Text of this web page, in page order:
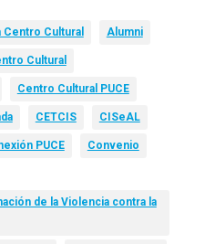
Centro Cultural Alumni
Cultural
Centro Cultural PUCE
CETCIS CISeAL
PUCE Convenio
de la Violencia contra la